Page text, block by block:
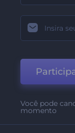
Você pode
momento